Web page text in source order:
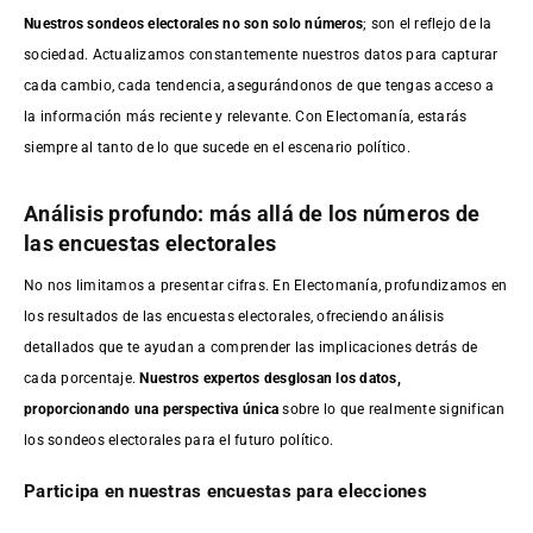
Nuestros sondeos electorales no son solo números; son el reflejo de la
sociedad. Actualizamos constantemente nuestros datos para capturar
cada cambio, cada tendencia, asegurándonos de que tengas acceso a
la información más reciente y relevante. Con Electomanía, estarás
siempre al tanto de lo que sucede en el escenario político.
Análisis profundo: más allá de los números de
las encuestas electorales
No nos limitamos a presentar cifras. En Electomanía, profundizamos en
los resultados de las encuestas electorales, ofreciendo análisis
detallados que te ayudan a comprender las implicaciones detrás de
cada porcentaje.Nuestros expertos desglosan los datos,
proporcionando una perspectiva única sobre lo que realmente significan
los sondeos electorales para el futuro político.
Participa en nuestras encuestas para elecciones